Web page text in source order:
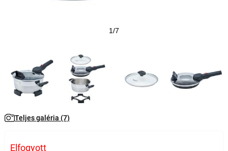
1/7
Teljes galéria (7)
Elfogyott